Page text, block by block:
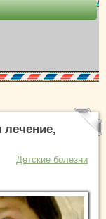
Детские болезни